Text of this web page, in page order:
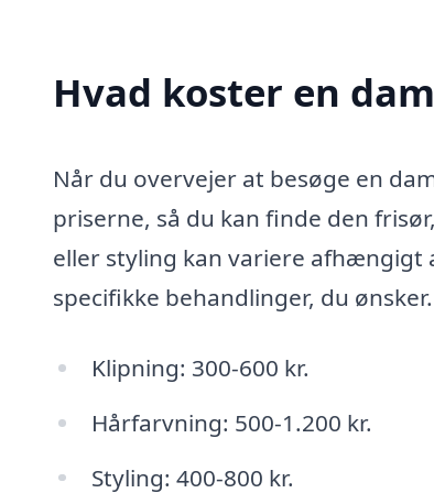
Hvad koster en
Når du overvejer at besøge en
priserne, så du kan finde den
eller styling kan variere afhængigt
specifikke behandlinger, du
Klipning: 300-600 kr.
Hårfarvning: 500-1.200 kr.
Styling: 400-800 kr.